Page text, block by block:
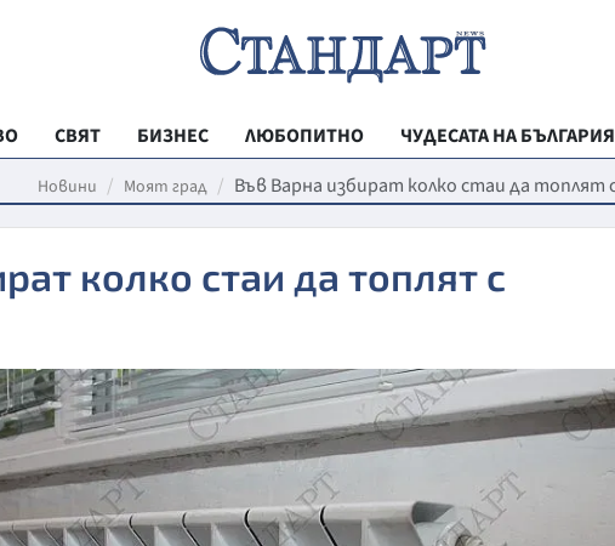
СВЯТ БИЗНЕС ЛЮБОПИТНО
ЧУДЕСАТА НА БЪЛГАРИЯ
РЕГИОНАЛНИ
ВЕСТНИК
МЛАДЕЖКА
МОЯТ ГРАД
ТЕХНОЛОГИИ
ДА!НА
ДА! НА
Новини Моят град Във Варна избират колко стаи да топлят
колко стаи да топлят с